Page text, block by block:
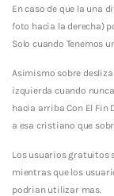
En caso de que la una
foto hacia la derecha)
Solo cuando Tenemos
Asimismo sobre
izquierda cuando
hacia arriba Con El Fin
a esa cristiano que
Los usuarios gratuitos
mientras que los
podri­an utilizar mas.